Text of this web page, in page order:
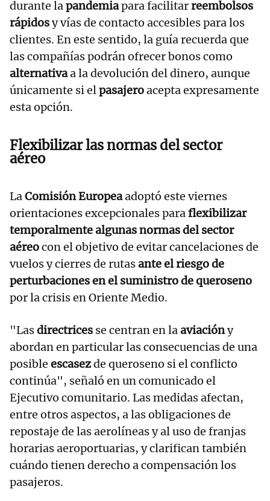
durante lapandemiapara facilitarreembolsos
rápidosy vías de contacto accesibles para los
clientes. En este sentido, la guía recuerda que
las compañías podrán ofrecer bonos como
alternativaa la devolución del dinero, aunque
únicamente si elpasajeroacepta expresamente
esta opción.
Flexibilizar las normas del sector
aéreo
LaComisión Europeaadoptó este viernes
orientaciones excepcionales paraflexibilizar
temporalmente algunas normas del sector
aéreocon el objetivo de evitar cancelaciones de
vuelos y cierres de rutasante el riesgo de
perturbaciones en el suministro de queroseno
por la crisis en Oriente Medio.
"Lasdirectrices se centran en laaviacióny
abordan en particular las consecuencias de una
posible escasezde queroseno si el conflicto
continúa", señaló en un comunicado el
Ejecutivo comunitario. Las medidas afectan,
entre otros aspectos, a las obligaciones de
repostaje de las aerolíneas y al uso de franjas
horarias aeroportuarias, y clarifican también
cuándo tienen derecho a compensación los
pasajeros.